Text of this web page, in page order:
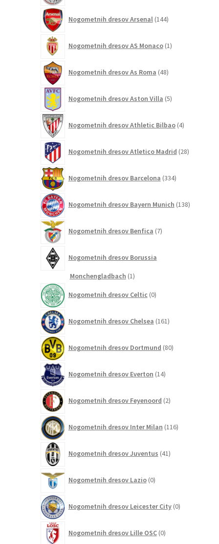
Nogometnih dresov Arsenal 144izdelkov
Nogometnih dresov AS Monaco 1izdelek
Nogometnih dresov As Roma 48izdelkov
Nogometnih dresov Aston Villa 5izdelkov
Nogometnih dresov Athletic Bilbao 4izdelki
Nogometnih dresov Atletico Madrid 28izdelkov
Nogometnih dresov Barcelona 334izdelkov
Nogometnih dresov Bayern Munich 138izdelkov
Nogometnih dresov Benfica 7izdelkov
Nogometnih dresov Borussia
Monchengladbach 11
Nogometnih dresov Celtic 0izdelkov
Nogometnih dresov Chelsea 161izdelkov
Nogometnih dresov Dortmund 80izdelkov
Nogometnih dresov Everton 14izdelkov
Nogometnih dresov Feyenoord 2izdelka
Nogometnih dresov Inter Milan 116izdelkov
Nogometnih dresov Juventus 41izdelkov
Nogometnih dresov Lazio 0izdelkov
Nogometnih dresov Leicester City 0izdelkov
Nogometnih dresov Lille OSC 0izdelkov